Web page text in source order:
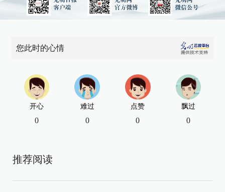
您此时的心情
开心
0
难过
0
点赞
0
飘过
0
推荐阅读